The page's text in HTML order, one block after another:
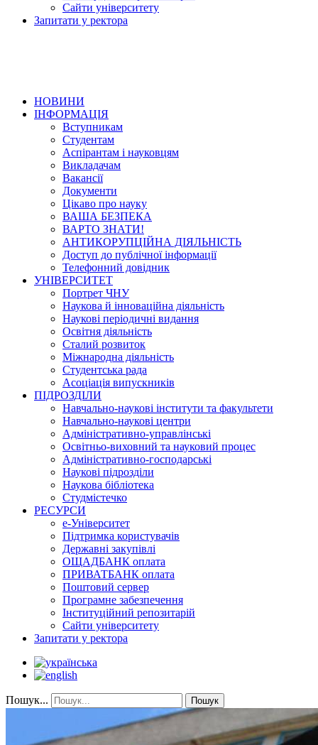
Сайти університету
Запитати у ректора
НОВИНИ
ІНФОРМАЦІЯ
Вступникам
Студентам
Аспірантам і науковцям
Викладачам
Вакансії
Документи
Цікаво про науку
ВАША БЕЗПЕКА
ВАРТО ЗНАТИ!
АНТИКОРУПЦІЙНА ДІЯЛЬНІСТЬ
Доступ до публічної інформації
Телефонний довідник
УНІВЕРСИТЕТ
Портрет ЧНУ
Наукова й інноваційна діяльність
Наукові періодичні видання
Освітня діяльність
Сталий розвиток
Міжнародна діяльність
Студентська рада
Асоціація випускників
ПІДРОЗДІЛИ
Навчально-наукові інститути та факультети
Навчально-наукові центри
Адміністративно-управлінські
Освітньо-виховний та науковий процес
Адміністративно-господарські
Наукові підрозділи
Наукова бібліотека
Студмістечко
РЕСУРСИ
е-Університет
Підтримка користувачів
Державні закупівлі
ОЩАДБАНК оплата
ПРИВАТБАНК оплата
Поштовий сервер
Програмне забезпечення
Інституційний репозитарій
Сайти університету
Запитати у ректора
Пошук... Пошук